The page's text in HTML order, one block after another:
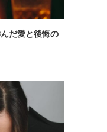
だ愛と後悔の